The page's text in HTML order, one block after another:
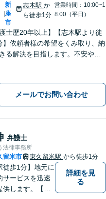
新
座
市
志木駅 か
ら徒歩1分
営業時間：10:00~1
8:00（平日）
護士歴20年以上】【志木駅より徒
】依頼者様の希望をくみ取り、納
る解決を目指します。不安や疑
／何でも遠慮せずご相談ください
回面談無料（30分まで）】
メールでお問い合わせ
弁護士
法律事務所
留米市 東久留米駅 から徒歩1分
徒歩1分】地元に
サービスを迅速
します。【当
詳細を見
る